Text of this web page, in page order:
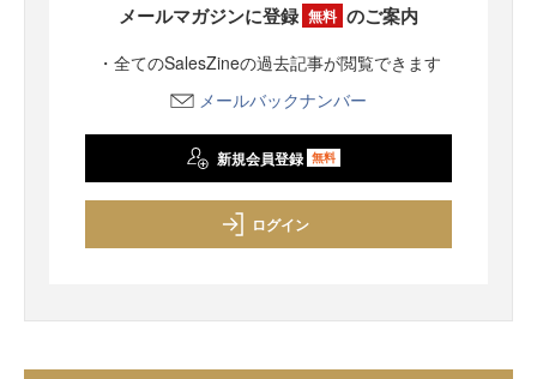
メールマガジンに登録 無料 のご案内
・全てのSalesZineの過去記事が閲覧できます
メールバックナンバー
新規会員登録 無料
ログイン